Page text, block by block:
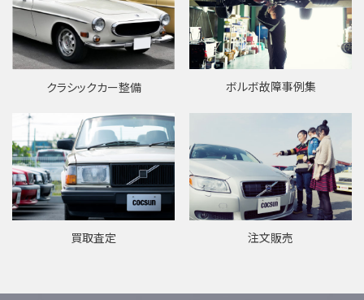
クラシックカー整備 ボルボ故障事例集
買取査定 注文販売